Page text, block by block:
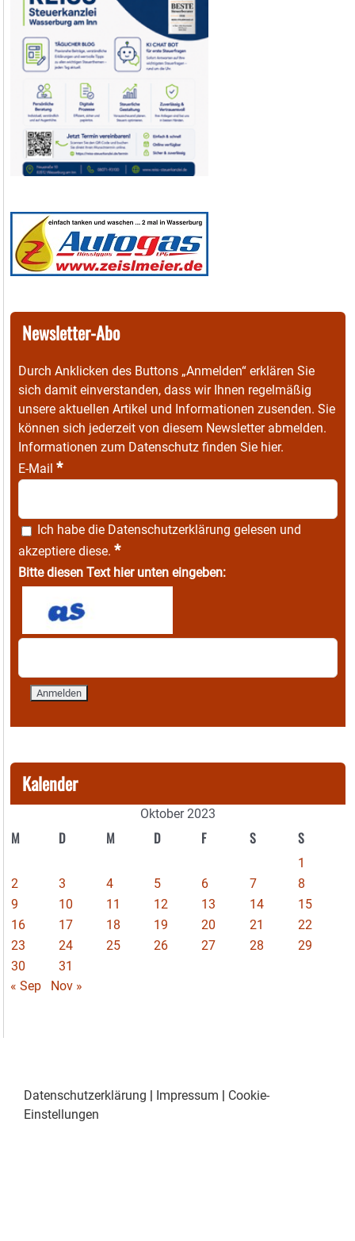
Newsletter-Abo
Durch Anklicken des Buttons „Anmelden“ erklären Sie
sich damit einverstanden, dass wir Ihnen regelmäßig
unsere aktuellen Artikel und Informationen zusenden. Sie
können sich jederzeit von diesem Newsletter abmelden.
Informationen zum Datenschutz finden Sie hier.
E-Mail *
Ich habe die Datenschutzerklärung gelesen und
akzeptiere diese. *
Bitte diesen Text hier unten eingeben:
Kalender
Oktober 2023
M D M D F S S
1
2
3 4 5 6 7
8
9
10 11 12 13 14
15
16
17 18 19 20 21
22
23
24 25 26 27 28
29
30
31
« Sep
Nov »
Datenschutzerklärung Impressum
Cookie-
Einstellungen